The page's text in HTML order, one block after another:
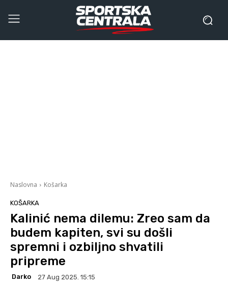
Naslovna Košarka
KOŠARKA
Kalinić nema dilemu: Zreo sam da
budem kapiten, svi su došli
spremni i ozbiljno shvatili
pripreme
Darko 27 Aug 2025. 15:15